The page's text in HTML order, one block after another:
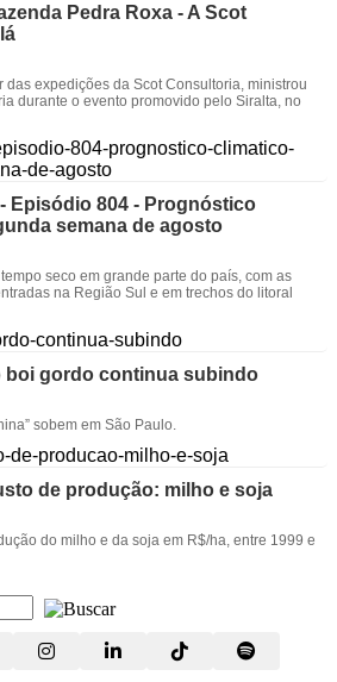
Pedra Roxa - A Scot
expedições da Scot Consultoria, ministrou
durante o evento promovido pelo Siralta, no
Episódio 804 - Prognóstico
semana de agosto
seco em grande parte do país, com as
na Região Sul e em trechos do litoral
boi gordo continua subindo
sobem em São Paulo.
de produção: milho e soja
do milho e da soja em R$/ha, entre 1999 e